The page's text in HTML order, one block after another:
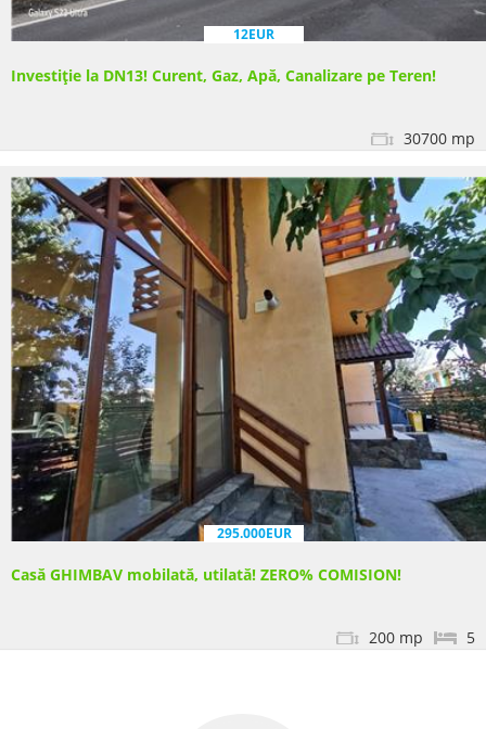
12EUR
Investiție la DN13! Curent, Gaz, Apă, Canalizare pe Teren!
30700 mp
295.000EUR
Casă GHIMBAV mobilată, utilată! ZERO% COMISION!
5
200 mp